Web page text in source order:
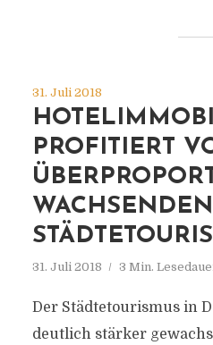
31. Juli 2018
PROFITIERT
WACHSENDEN
31. Juli 2018 3 Min.
Der Städtetourismus in
deutlich stärker